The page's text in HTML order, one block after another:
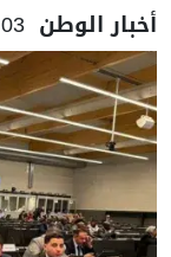
أخبار الوطن 03 يونيو, 2026